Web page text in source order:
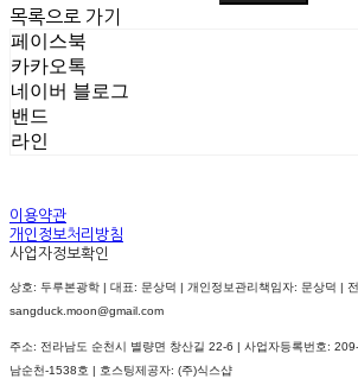
목록으로 가기
페이스북
카카오톡
네이버 블로그
밴드
라인
이용약관
개인정보처리방침
사업자정보확인
상호: 두루본광학 | 대표: 문상덕 | 개인정보관리책임자: 문상덕 |
sangduck.moon@gmail.com
주소: 전라남도 순천시 별량면 창산길 22-6 | 사업자등록번호:
남순천-1538호 | 호스팅제공자: (주)식스샵